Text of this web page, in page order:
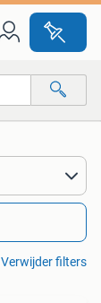
Verwijder filters